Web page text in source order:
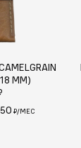
ММ)
₽/МЕС